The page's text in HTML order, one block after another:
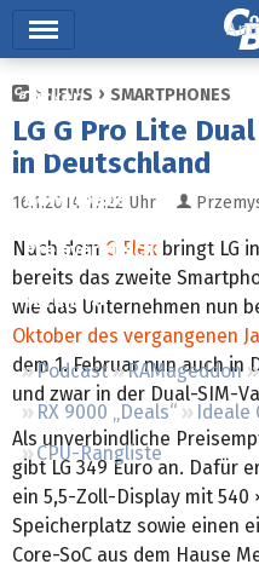
Ticker
Tests
Downloads
Preisvergleich
Forum
Podcast RAMageddon
RX 9000 „Deals“
Ideale
CPU-Rangliste
NEWS SMARTPHONES
LG G Pro Lite
in Deutschland
16.1.2014 17:22 Uhr
Nach dem G Flex bringt LG
bereits das zweite
wie das Unternehmen nun
Oktober des vergangenen
dem 1. Februar nun auch
und zwar in der Dual-SIM-
Als unverbindliche
gibt LG 349 Euro an. Dafür
ein 5,5-Zoll-Display mit 540
Speicherplatz sowie einen
Core-SoC aus dem Hause